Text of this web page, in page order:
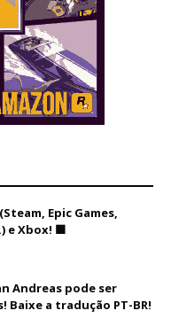
Epic Games,
e Xbox! 🟩
Andreas pode ser
a tradução PT-BR!